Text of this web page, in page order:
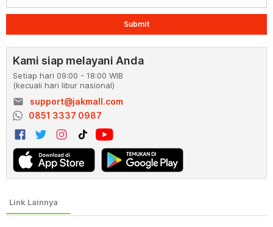
Submit
Kami siap melayani Anda
Setiap hari 09:00 - 18:00 WIB
(kecuali hari libur nasional)
email
support@jakmall.com
0851 3337 0987